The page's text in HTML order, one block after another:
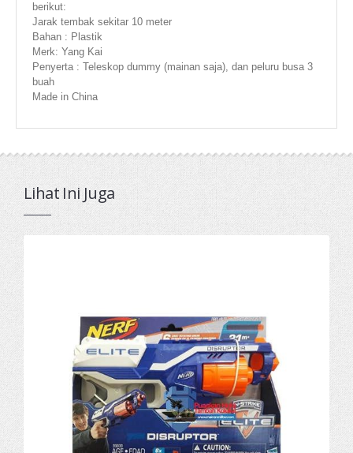
berikut:
Jarak tembak sekitar 10 meter
Bahan : Plastik
Merk: Yang Kai
Penyerta : Teleskop dummy (mainan saja), dan peluru busa 3
buah
Made in China
Lihat Ini Juga